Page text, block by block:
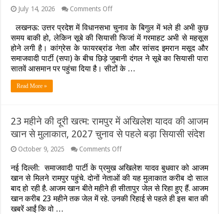
July 14, 2026 Comments Offon
चुनाव
से
पहले
‘मुस्लिम
चेहरे’
की
तेवरों
ने
बढ़ाई
की
क्या
कांग्रेस
का
ये
है
लखनऊ: उत्तर प्रदेश में विधानसभा चुनाव के बिगुल में भले ही अभी कुछ
समय बाकी हो, लेकिन सूबे की सियासी फिजां में गरमाहट अभी से महसूस
होने लगी है। कांग्रेस के फायरब्रांड नेता और सांसद इमरान मसूद और
समाजवादी पार्टी (सपा) के बीच छिड़े जुबानी दंगल ने सूबे का सियासी पारा
सातवें आसमान पर पहुंचा दिया है। सीटों के …
Read More »
23 महीने की दूरी खत्म: रामपुर में अखिलेश यादव की आजम
खान से मुलाकात, 2027 चुनाव से पहले बड़ा सियासी संदेश
October 9, 2025 Comments Offon
महीने
की
दूरी
खत्म:
रामपुर
नई दिल्ली: समाजवादी पार्टी के प्रमुख अखिलेश यादव बुधवार को आजम
खान से मिलने रामपुर पहुंचे. दोनों नेताओं की यह मुलाकात करीब दो साल
बाद हो रही है. आजम खान बीते महीने ही सीतापुर जेल से रिहा हुए हैं. आजम
खान करीब 23 महीने तक जेल में रहे. उनकी रिहाई से पहले ही इस बात की
खबरें आईं कि वो …